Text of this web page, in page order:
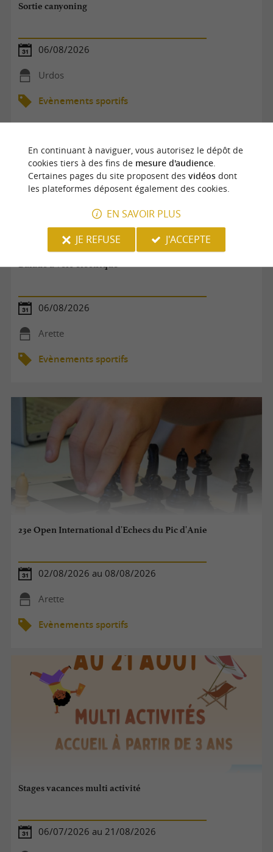
Sortie canyoning
06/08/2026
Urdos
Evènements sportifs
Balade à vélo électrique
06/08/2026
Arette
Evènements sportifs
23e Open International d'Echecs du Pic d'Anie
02/08/2026 au 08/08/2026
Arette
Evènements sportifs
Stages vacances multi activité
06/07/2026 au 21/08/2026
En continuant à naviguer, vous autorisez le dépôt de
cookies tiers à des fins de mesure d'audience.
Certaines pages du site proposent des vidéosdont
les plateformes déposent également des cookies.
EN SAVOIR PLUS
JE REFUSE
J'ACCEPTE